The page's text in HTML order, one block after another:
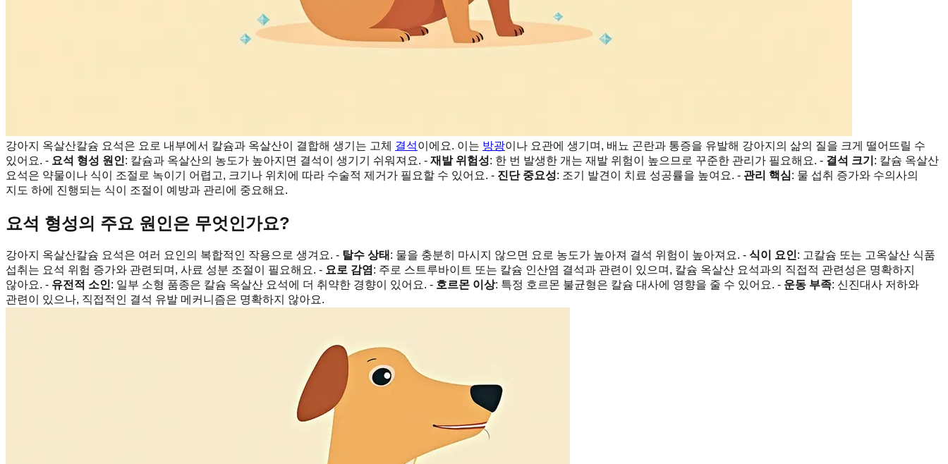
강아지 옥살산칼슘 요석은 요로 내부에서 칼슘과 옥살산이 결합해 생기는 고체 결석이에요. 이는 방광이나 요관에 생기며, 배뇨 곤란과 통증을 유발해 강아지의 삶의 질을 크게 떨어뜨릴 수
있어요. - 요석 형성 원인: 칼슘과 옥살산의 농도가 높아지면 결석이 생기기 쉬워져요. - 재발 위험성: 한 번 발생한 개는 재발 위험이 높으므로 꾸준한 관리가 필요해요. - 결석 크기 : 칼슘 옥살산
요석은 약물이나 식이 조절로 녹이기 어렵고, 크기나 위치에 따라 수술적 제거가 필요할 수 있어요. - 진단 중요성: 조기 발견이 치료 성공률을 높여요. - 관리 핵심: 물 섭취 증가와 수의사의
지도 하에 진행되는 식이 조절이 예방과 관리에 중요해요.
요석 형성의 주요 원인은 무엇인가요?
강아지 옥살산칼슘 요석은 여러 요인의 복합적인 작용으로 생겨요. - 탈수 상태 : 물을 충분히 마시지 않으면 요로 농도가 높아져 결석 위험이 높아져요. - 식이 요인: 고칼슘 또는 고옥살산 식품
섭취는 요석 위험 증가와 관련되며, 사료 성분 조절이 필요해요. - 요로 감염: 주로 스트루바이트 또는 칼슘 인산염 결석과 관련이 있으며, 칼슘 옥살산 요석과의 직접적 관련성은 명확하지
않아요. - 유전적 소인: 일부 소형 품종은 칼슘 옥살산 요석에 더 취약한 경향이 있어요. - 호르몬 이상: 특정 호르몬 불균형은 칼슘 대사에 영향을 줄 수 있어요. - 운동 부족: 신진대사 저하와
관련이 있으나, 직접적인 결석 유발 메커니즘은 명확하지 않아요.